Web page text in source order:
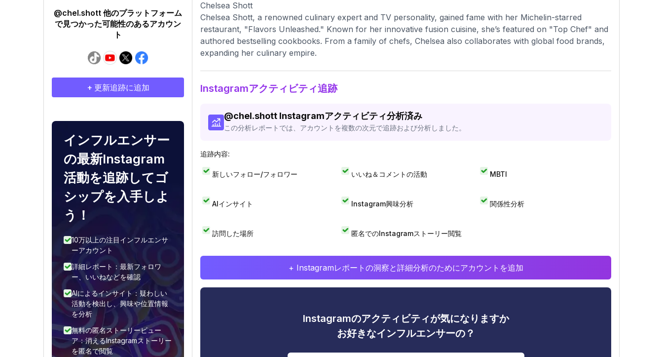
@chel.shott 他のプラットフォーム
で見つかった可能性のあるアカウン
ト
+ 更新追跡に追加
インフルエンサー
の最新Instagram
活動を追跡してゴ
シップを入手しよ
う！
10万以上の注目インフルエンサ
ーアカウント
詳細レポート：最新フォロワ
ー、いいねなどを確認
AIによるインサイト：疑わしい
活動を検出し、興味や位置情報
を分析
無料の匿名ストーリービュー
ア：消えるInstagramストーリー
を匿名で閲覧
Chelsea Shott
Chelsea Shott, a renowned culinary expert and TV personality, gained fame with her Michelin-starred
restaurant, "Flavors Unleashed." Known for her innovative fusion cuisine, she’s featured on "Top Chef" and
authored bestselling cookbooks. From a family of chefs, Chelsea also collaborates with global food brands,
expanding her culinary empire.
Instagramアクティビティ追跡
@chel.shott Instagramアクティビティ分析済み
この分析レポートでは、アカウントを複数の次元で追跡および分析しました。
追跡内容:
新しいフォロー/フォロワー いいね＆コメントの活動 MBTI
AIインサイト Instagram興味分析 関係性分析
訪問した場所 匿名でのInstagramストーリー閲覧
+ Instagramレポートの洞察と詳細分析のためにアカウントを追加
Instagramのアクティビティが気になりますか
お好きなインフルエンサーの？